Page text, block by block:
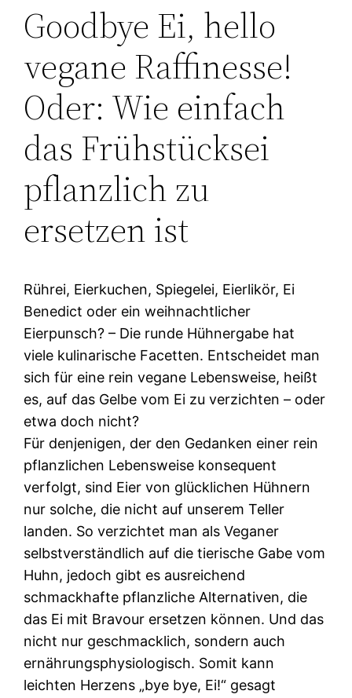
Goodbye Ei, hello
vegane Raffinesse!
Oder: Wie einfach
das Frühstücksei
pflanzlich zu
ersetzen ist
Rührei, Eierkuchen, Spiegelei, Eierlikör, Ei
Benedict oder ein weihnachtlicher
Eierpunsch? – Die runde Hühnergabe hat
viele kulinarische Facetten. Entscheidet man
sich für eine rein vegane Lebensweise, heißt
es, auf das Gelbe vom Ei zu verzichten – oder
etwa doch nicht?
Für denjenigen, der den Gedanken einer rein
pflanzlichen Lebensweise konsequent
verfolgt, sind Eier von glücklichen Hühnern
nur solche, die nicht auf unserem Teller
landen. So verzichtet man als Veganer
selbstverständlich auf die tierische Gabe vom
Huhn, jedoch gibt es ausreichend
schmackhafte pflanzliche Alternativen, die
das Ei mit Bravour ersetzen können. Und das
nicht nur geschmacklich, sondern auch
ernährungsphysiologisch. Somit kann
leichten Herzens „bye bye, Ei!“ gesagt